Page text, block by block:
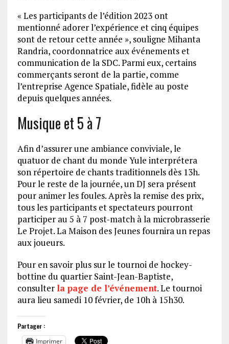
« Les participants de l’édition 2023 ont
mentionné adorer l’expérience et cinq équipes
sont de retour cette année », souligne Mihanta
Randria, coordonnatrice aux événements et
communication de la SDC. Parmi eux, certains
commerçants seront de la partie, comme
l’entreprise Agence Spatiale, fidèle au poste
depuis quelques années.
Musique et 5 à 7
Afin d’assurer une ambiance conviviale, le
quatuor de chant du monde Yule interprétera
son répertoire de chants traditionnels dès 13h.
Pour le reste de la journée, un DJ sera présent
pour animer les foules. Après la remise des prix,
tous les participants et spectateurs pourront
participer au 5 à 7 post-match à la microbrasserie
Le Projet. La Maison des Jeunes fournira un repas
aux joueurs.
Pour en savoir plus sur le tournoi de hockey-
bottine du quartier Saint-Jean-Baptiste,
consulterla page de l’événement. Le tournoi
aura lieu samedi 10 février, de 10h à 15h30.
Partager :
Imprimer